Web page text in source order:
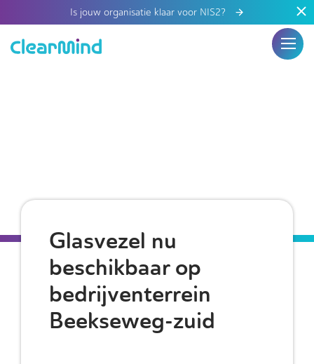
Is jouw organisatie klaar voor NIS2?
Glasvezel nu
beschikbaar op
bedrijventerrein
Beekseweg-zuid